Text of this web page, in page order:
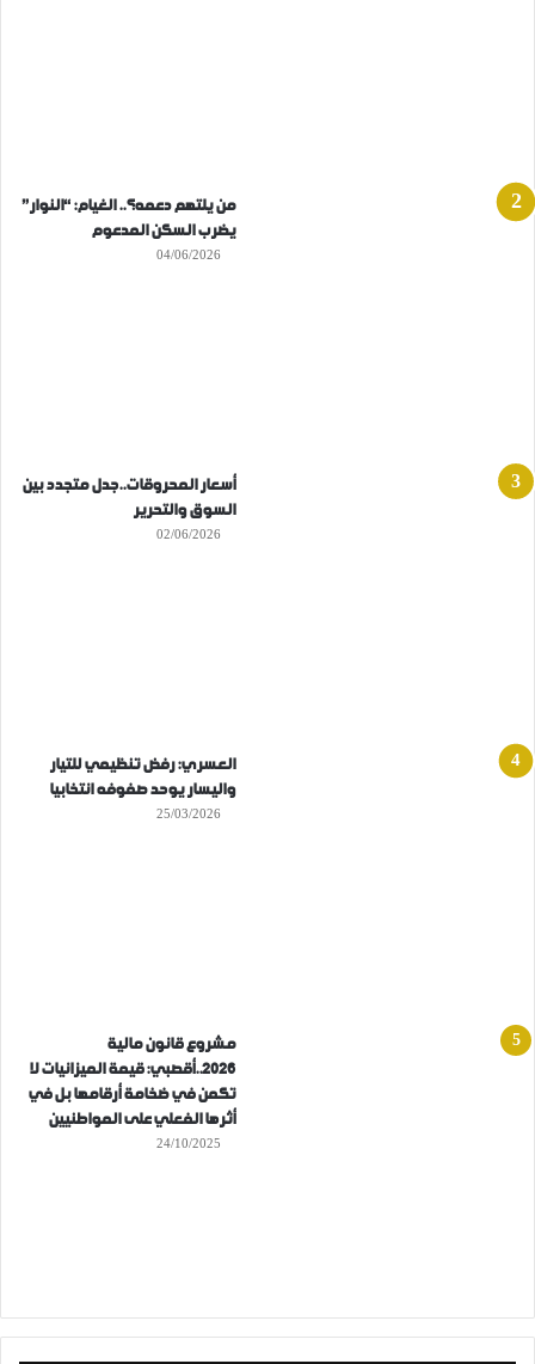
من يلتهم دعمه؟.. الغيام: “النوار”
يضرب السكن المدعوم
04/06/2026
أسعار المحروقات..جدل متجدد بين
السوق والتحرير
02/06/2026
العسري: رفض تنظيمي للتيار
واليسار يوحد صفوفه انتخابيا
25/03/2026
مشروع قانون مالية
2026..أقصبي: قيمة الميزانيات لا
تكمن في ضخامة أرقامها بل في
أثرها الفعلي على المواطنيين
24/10/2025